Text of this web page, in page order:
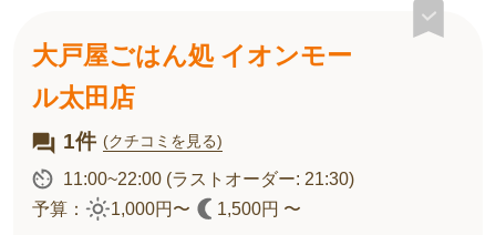
大戸屋ごはん処 イオンモー
ル太田店
1件 (クチコミを見る)
11:00~22:00 (ラストオーダー: 21:30)
予算：
1,000円〜 1,500円 〜